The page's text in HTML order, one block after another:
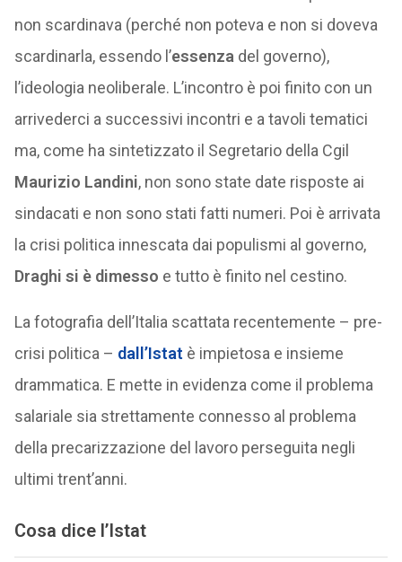
non scardinava (perché non poteva e non si doveva
scardinarla, essendo l’essenza del governo),
l’ideologia neoliberale. L’incontro è poi finito con un
arrivederci a successivi incontri e a tavoli tematici
ma, come ha sintetizzato il Segretario della Cgil
Maurizio Landini, non sono state date risposte ai
sindacati e non sono stati fatti numeri. Poi è arrivata
la crisi politica innescata dai populismi al governo,
Draghi si è dimesso e tutto è finito nel cestino.
La fotografia dell’Italia scattata recentemente – pre-
crisi politica – dall’Istat è impietosa e insieme
drammatica. E mette in evidenza come il problema
salariale sia strettamente connesso al problema
della precarizzazione del lavoro perseguita negli
ultimi trent’anni.
Cosa dice l’Istat